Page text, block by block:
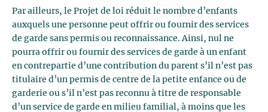
Par ailleurs, le Projet de loi réduit le nombre d’enfants
auxquels une personne peut offrir ou fournir des services
de garde sans permis ou reconnaissance. Ainsi, nul ne
pourra offrir ou fournir des services de garde à un enfant
en contrepartie d’une contribution du parent s’il n’est pas
titulaire d’un permis de centre de la petite enfance ou de
garderie ou s’il n’est pas reconnu à titre de responsable
d’un service de garde en milieu familial, à moins que les